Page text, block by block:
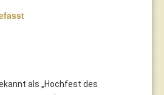
als „Hochfest des